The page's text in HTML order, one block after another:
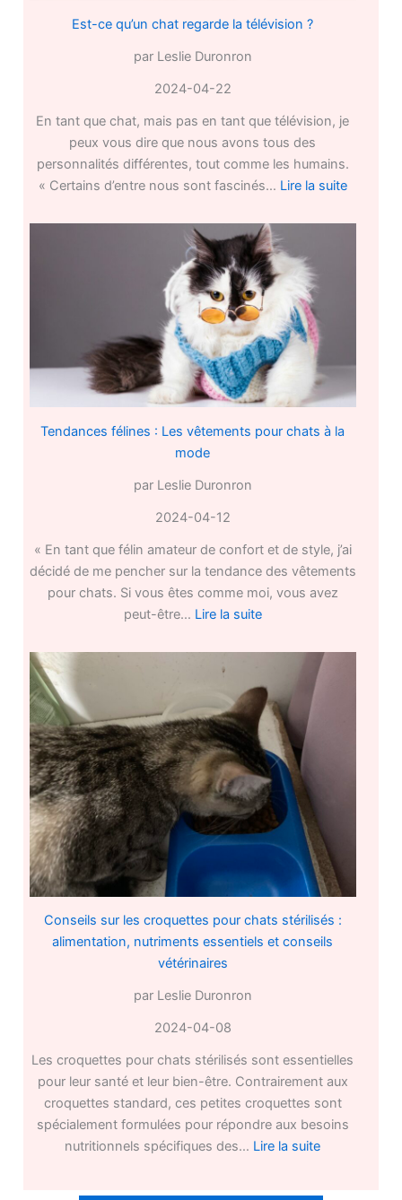
les
Est-ce qu’un chat regarde la télévision ?
par Leslie Duronron
2024-04-22
En tant que chat, mais pas en tant que télévision, je
peux vous dire que nous avons tous des
personnalités différentes, tout comme les humains.
« Certains d’entre nous sont fascinés… Lire la suite:
ce
Tendances félines : Les vêtements pour chats à la
mode
par Leslie Duronron
2024-04-12
« En tant que félin amateur de confort et de style, j’ai
décidé de me pencher sur la tendance des vêtements
pour chats. Si vous êtes comme moi, vous avez
peut-être… Lire la suite:
félines
Les
vêtements
pour
chats
à
la
mode
Conseils sur les croquettes pour chats stérilisés :
alimentation, nutriments essentiels et conseils
vétérinaires
par Leslie Duronron
2024-04-08
Les croquettes pour chats stérilisés sont essentielles
pour leur santé et leur bien-être. Contrairement aux
croquettes standard, ces petites croquettes sont
spécialement formulées pour répondre aux besoins
nutritionnels spécifiques des… Lire la suite: